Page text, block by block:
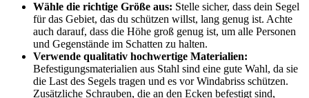
Wähle die richtige Größe aus: Stelle sicher, dass dein Segel
für das Gebiet, das du schützen willst, lang genug ist. Achte
auch darauf, dass die Höhe groß genug ist, um alle Personen
und Gegenstände im Schatten zu halten.
Verwende qualitativ hochwertige Materialien:
Befestigungsmaterialien aus Stahl sind eine gute Wahl, da sie
die Last des Segels tragen und es vor Windabriss schützen.
Zusätzliche Schrauben, die an den Ecken befestigt sind,